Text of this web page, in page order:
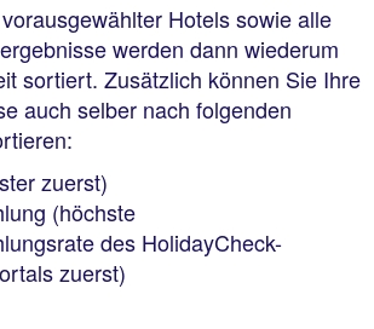
Hotels sowie alle
werden dann wiederum
sortiert. Zusätzlich können Sie Ihre
auch selber nach folgenden
zuerst)
(höchste
des HolidayCheck-
zuerst)